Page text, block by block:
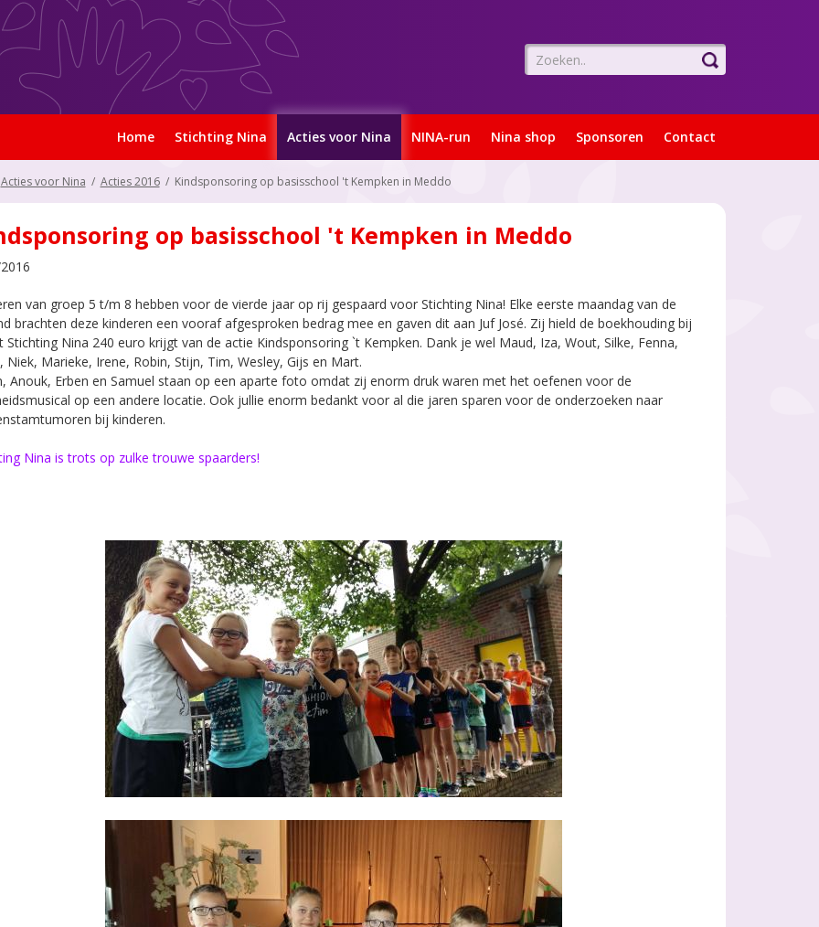
Home Stichting Nina Acties voor Nina NINA-run Nina shop Sponsoren Contact
Acties voor Nina / Acties 2016/ Kindsponsoring op basisschool 't Kempken in Meddo
op basisschool 't Kempken in Meddo
van groep 5 t/m 8 hebben voor de vierde jaar op rij gespaard voor Stichting Nina! Elke eerste maandag van de
brachten deze kinderen een vooraf afgesproken bedrag mee en gaven dit aan Juf José. Zij hield de boekhouding bij
Stichting Nina 240 euro krijgt van de actie Kindsponsoring `t Kempken. Dank je wel Maud, Iza, Wout, Silke, Fenna,
Niek, Marieke, Irene, Robin, Stijn, Tim, Wesley, Gijs en Mart.
Anouk, Erben en Samuel staan op een aparte foto omdat zij enorm druk waren met het oefenen voor de
op een andere locatie. Ook jullie enorm bedankt voor al die jaren sparen voor de onderzoeken naar
bij kinderen.
Nina is trots op zulke trouwe spaarders!